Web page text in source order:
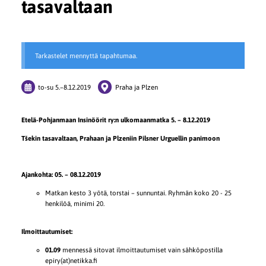
tasavaltaan
Tarkastelet mennyttä tapahtumaa.
to-su 5.–8.12.2019 Praha ja Plzen
Etelä-Pohjanmaan Insinöörit ry:n ulkomaanmatka 5. – 8.12.2019
Tšekin tasavaltaan, Prahaan ja Plzeniin Pilsner Urguellin panimoon
Ajankohta: 05. – 08.12.2019
Matkan kesto 3 yötä, torstai – sunnuntai. Ryhmän koko 20 - 25
henkilöä, minimi 20.
Ilmoittautumiset:
01.09mennessä sitovat ilmoittautumiset vain sähköpostilla
epiry(at)netikka.fi